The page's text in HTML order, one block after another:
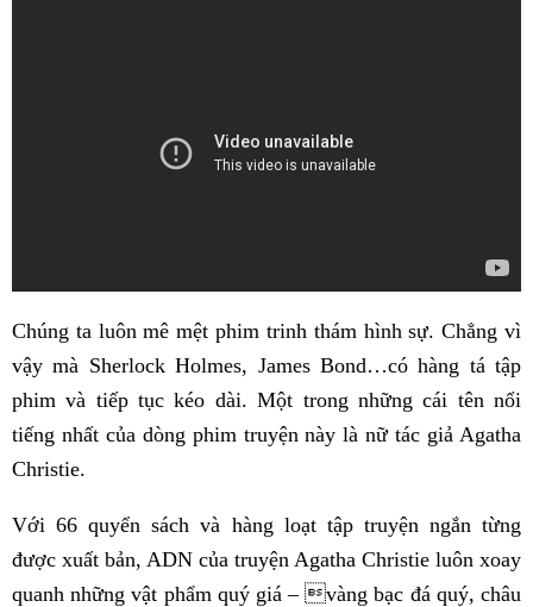
Chúng ta luôn mê mệt phim trinh thám hình sự. Chẳng vì
vậy mà Sherlock Holmes, James Bond…có hàng tá tập
phim và tiếp tục kéo dài. Một trong những cái tên nổi
tiếng nhất của dòng phim truyện này là nữ tác giả Agatha
Christie.
Với 66 quyển sách và hàng loạt tập truyện ngắn từng
được xuất bản, ADN của truyện Agatha Christie luôn xoay
quanh những vật phẩm quý giá – vàng bạc đá quý, châu